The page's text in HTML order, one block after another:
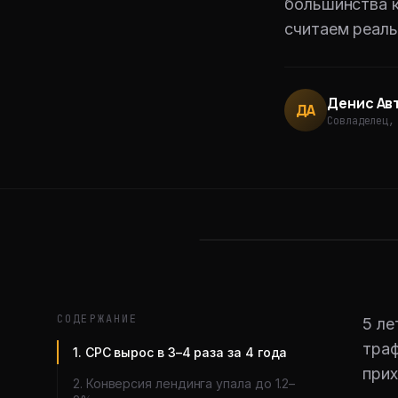
большинства
считаем
ДА Денис
Совладелец,
СОДЕРЖАНИЕ
1. CPC вырос в 3–4 раза за 4 года
2. Конверсия лендинга упала до 1.2–
5